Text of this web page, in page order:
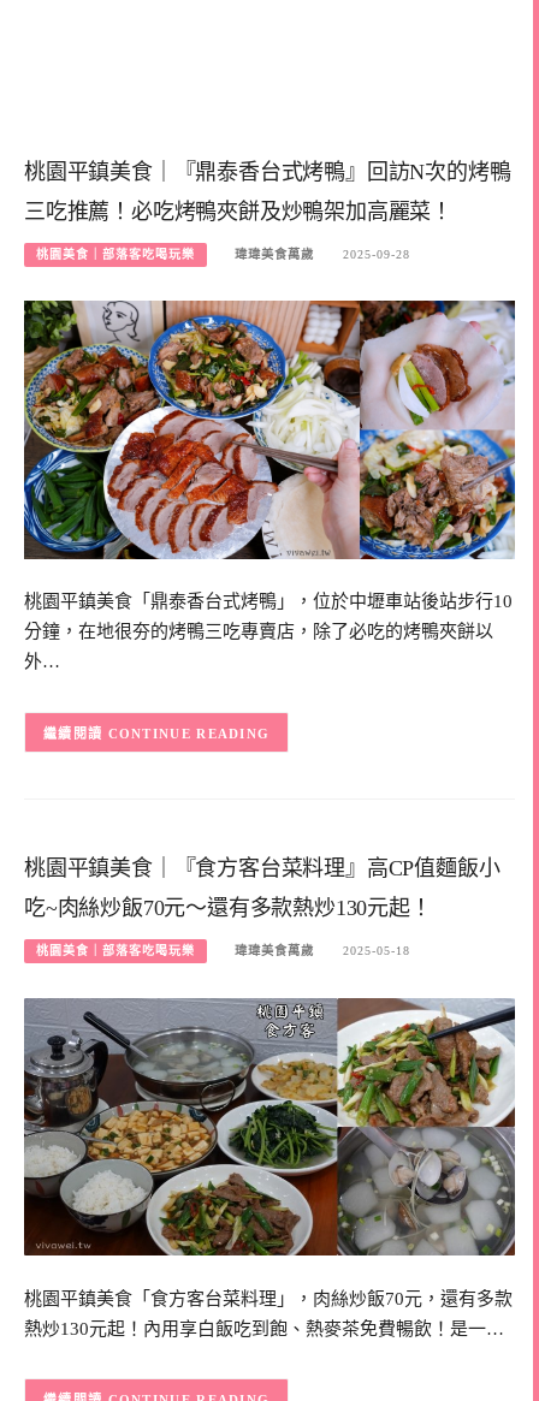
桃園平鎮美食｜『鼎泰香台式烤鴨』回訪N次的烤鴨
三吃推薦！必吃烤鴨夾餅及炒鴨架加高麗菜！
桃園美食｜部落客吃喝玩樂 瑋瑋美食萬歲 2025-09-28
桃園平鎮美食「鼎泰香台式烤鴨」，位於中壢車站後站步行10
分鐘，在地很夯的烤鴨三吃專賣店，除了必吃的烤鴨夾餅以
外…
CONTINUE READING
桃園平鎮美食｜『食方客台菜料理』高CP值麵飯小
吃~肉絲炒飯70元～還有多款熱炒130元起！
桃園美食｜部落客吃喝玩樂 瑋瑋美食萬歲 2025-05-18
桃園平鎮美食「食方客台菜料理」，肉絲炒飯70元，還有多款
熱炒130元起！內用享白飯吃到飽、熱麥茶免費暢飲！是一…